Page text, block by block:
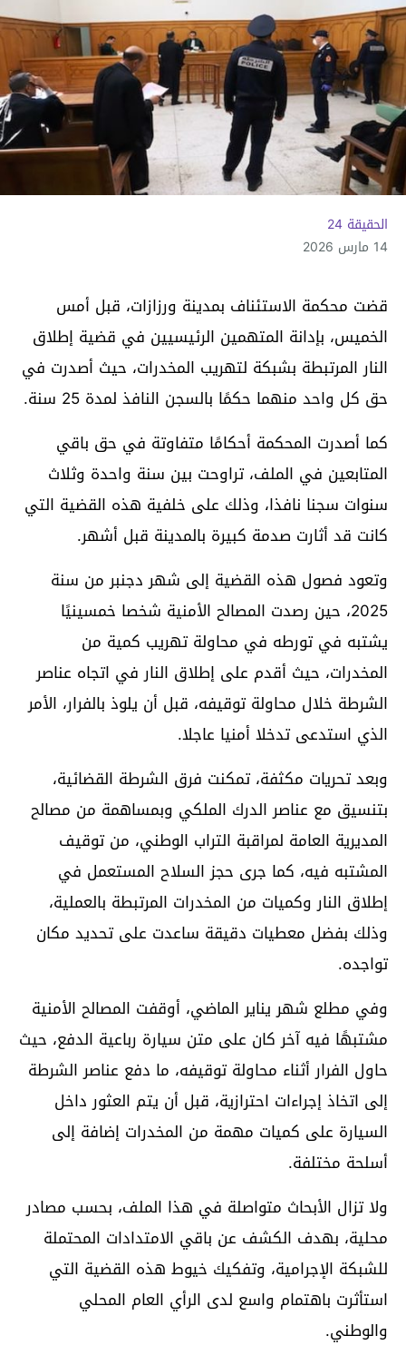
الحقيقة 24
14 مارس 2026
قضت محكمة الاستئناف بمدينة ورزازات، قبل أمس
الخميس، بإدانة المتهمين الرئيسيين في قضية إطلاق
النار المرتبطة بشبكة لتهريب المخدرات، حيث أصدرت في
حق كل واحد منهما حكمًا بالسجن النافذ لمدة 25 سنة.
كما أصدرت المحكمة أحكامًا متفاوتة في حق باقي
المتابعين في الملف، تراوحت بين سنة واحدة وثلاث
سنوات سجنا نافذا، وذلك على خلفية هذه القضية التي
كانت قد أثارت صدمة كبيرة بالمدينة قبل أشهر.
وتعود فصول هذه القضية إلى شهر دجنبر من سنة
2025، حين رصدت المصالح الأمنية شخصا خمسينيًا
يشتبه في تورطه في محاولة تهريب كمية من
المخدرات، حيث أقدم على إطلاق النار في اتجاه عناصر
الشرطة خلال محاولة توقيفه، قبل أن يلوذ بالفرار، الأمر
الذي استدعى تدخلا أمنيا عاجلا.
وبعد تحريات مكثفة، تمكنت فرق الشرطة القضائية،
بتنسيق مع عناصر الدرك الملكي وبمساهمة من مصالح
المديرية العامة لمراقبة التراب الوطني، من توقيف
المشتبه فيه، كما جرى حجز السلاح المستعمل في
إطلاق النار وكميات من المخدرات المرتبطة بالعملية،
وذلك بفضل معطيات دقيقة ساعدت على تحديد مكان
تواجده.
وفي مطلع شهر يناير الماضي، أوقفت المصالح الأمنية
مشتبهًا فيه آخر كان على متن سيارة رباعية الدفع، حيث
حاول الفرار أثناء محاولة توقيفه، ما دفع عناصر الشرطة
إلى اتخاذ إجراءات احترازية، قبل أن يتم العثور داخل
السيارة على كميات مهمة من المخدرات إضافة إلى
أسلحة مختلفة.
ولا تزال الأبحاث متواصلة في هذا الملف، بحسب مصادر
محلية، بهدف الكشف عن باقي الامتدادات المحتملة
للشبكة الإجرامية، وتفكيك خيوط هذه القضية التي
استأثرت باهتمام واسع لدى الرأي العام المحلي
والوطني.